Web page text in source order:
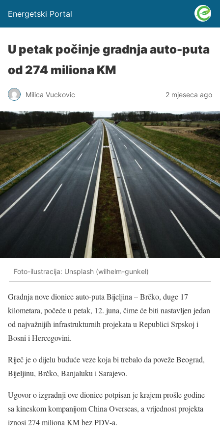
Energetski Portal
U petak počinje gradnja auto-puta
od 274 miliona KM
Milica Vuckovic 2 mjeseca ago
Foto-ilustracija: Unsplash (wilhelm-gunkel)
Gradnja nove dionice auto-puta Bijeljina – Brčko, duge 17
kilometara, počeće u petak, 12. juna, čime će biti nastavljen jedan
od najvažnijih infrastrukturnih projekata u Republici Srpskoj i
Bosni i Hercegovini.
Riječ je o dijelu buduće veze koja bi trebalo da poveže Beograd,
Bijeljinu, Brčko, Banjaluku i Sarajevo.
Ugovor o izgradnji ove dionice potpisan je krajem prošle godine
sa kineskom kompanijom China Overseas, a vrijednost projekta
iznosi 274 miliona KM bez PDV-a.